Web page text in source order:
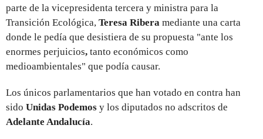
parte de la vicepresidenta tercera y ministra para la
Transición Ecológica, Teresa Ribera mediante una carta
donde le pedía que desistiera de su propuesta "ante los
enormes perjuicios, tanto económicos como
medioambientales" que podía causar.
Los únicos parlamentarios que han votado en contra han
sido Unidas Podemos y los diputados no adscritos de
Adelante Andalucía.